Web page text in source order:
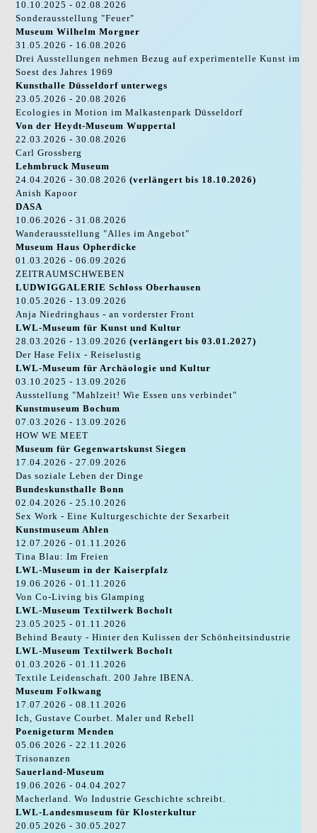
10.10.2025 - 02.08.2026
Sonderausstellung "Feuer"
Museum Wilhelm Morgner
31.05.2026 - 16.08.2026
Drei Ausstellungen nehmen Bezug auf experimentelle Kunst im
Soest des Jahres 1969
Kunsthalle Düsseldorf unterwegs
23.05.2026 - 20.08.2026
Ecologies in Motion im Malkastenpark Düsseldorf
Von der Heydt-Museum Wuppertal
22.03.2026 - 30.08.2026
Carl Grossberg
Lehmbruck Museum
24.04.2026 - 30.08.2026(verlängert bis 18.10.2026)
Anish Kapoor
DASA
10.06.2026 - 31.08.2026
Wanderausstellung "Alles im Angebot"
Museum Haus Opherdicke
01.03.2026 - 06.09.2026
ZEITRAUMSCHWEBEN
LUDWIGGALERIE Schloss Oberhausen
10.05.2026 - 13.09.2026
Anja Niedringhaus - an vorderster Front
LWL-Museum für Kunst und Kultur
28.03.2026 - 13.09.2026(verlängert bis 03.01.2027)
Der Hase Felix - Reiselustig
LWL-Museum für Archäologie und Kultur
03.10.2025 - 13.09.2026
Ausstellung "Mahlzeit! Wie Essen uns verbindet"
Kunstmuseum Bochum
07.03.2026 - 13.09.2026
HOW WE MEET
Museum für Gegenwartskunst Siegen
17.04.2026 - 27.09.2026
Das soziale Leben der Dinge
Bundeskunsthalle Bonn
02.04.2026 - 25.10.2026
Sex Work - Eine Kulturgeschichte der Sexarbeit
Kunstmuseum Ahlen
12.07.2026 - 01.11.2026
Tina Blau: Im Freien
LWL-Museum in der Kaiserpfalz
19.06.2026 - 01.11.2026
Von Co-Living bis Glamping
LWL-Museum Textilwerk Bocholt
23.05.2025 - 01.11.2026
Behind Beauty - Hinter den Kulissen der Schönheitsindustrie
LWL-Museum Textilwerk Bocholt
01.03.2026 - 01.11.2026
Textile Leidenschaft. 200 Jahre IBENA.
Museum Folkwang
17.07.2026 - 08.11.2026
Ich, Gustave Courbet. Maler und Rebell
Poenigeturm Menden
05.06.2026 - 22.11.2026
Trisonanzen
Sauerland-Museum
19.06.2026 - 04.04.2027
Macherland. Wo Industrie Geschichte schreibt.
LWL-Landesmuseum für Klosterkultur
20.05.2026 - 30.05.2027